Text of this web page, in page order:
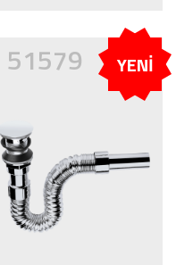
51579 YENİ